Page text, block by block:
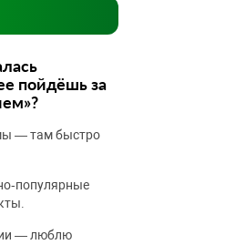
пойдёшь за
— там быстро
— люблю